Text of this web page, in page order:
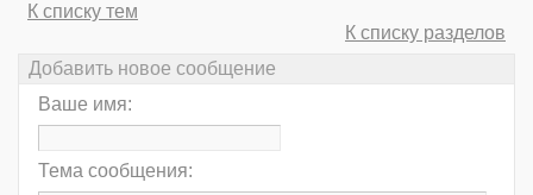
К списку тем
К списку разделов
Добавить новое сообщение
Ваше имя:
Тема сообщения: